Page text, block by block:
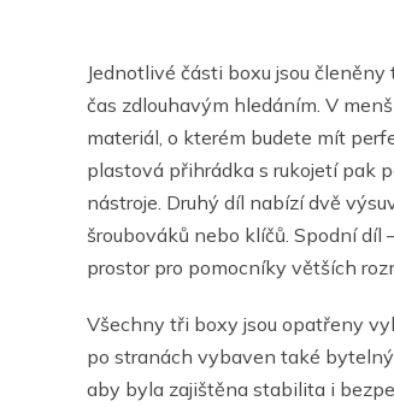
Jednotlivé části boxu jsou
čas zdlouhavým hledáním. V
materiál, o kterém budete mít
plastová přihrádka s rukojetí pak
nástroje. Druhý díl nabízí dvě
šroubováků nebo klíčů. Spodní
prostor pro pomocníky větších
Všechny tři boxy jsou opatřeny
po stranách vybaven také
aby byla zajištěna stabilita i